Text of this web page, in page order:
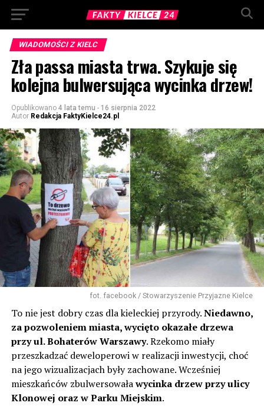
WIADOMOŚCI Z KIELC
Zła passa miasta trwa. Szykuje się
kolejna bulwersująca wycinka drzew!
Opublikowano 4 lata temu - 16 sierpnia 2022
Autor Redakcja FaktyKielce24.pl
fot. facebook / Stowarzyszenie Przyjazne Kielce
To nie jest dobry czas dla kieleckiej przyrody.Niedawno,
za pozwoleniem miasta, wycięto okazałe drzewa
przy ul. Bohaterów Warszawy. Rzekomo miały
przeszkadzać deweloperowi w realizacji inwestycji, choć
na jego wizualizacjach były zachowane. Wcześniej
mieszkańców zbulwersowaławycinka drzew przy ulicy
Klonowej oraz w Parku Miejskim.